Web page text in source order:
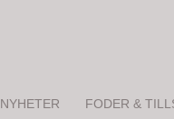
NYHETER FODER &